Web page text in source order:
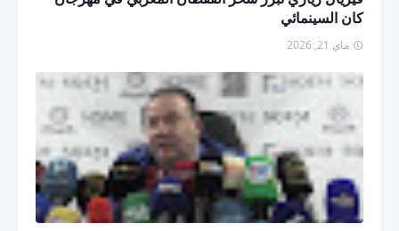
كان السينمائي
ماي 21, 2026